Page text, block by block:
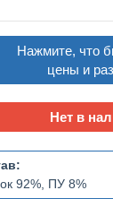
Нажмите, что
цены и
Нет в
92%, ПУ 8%